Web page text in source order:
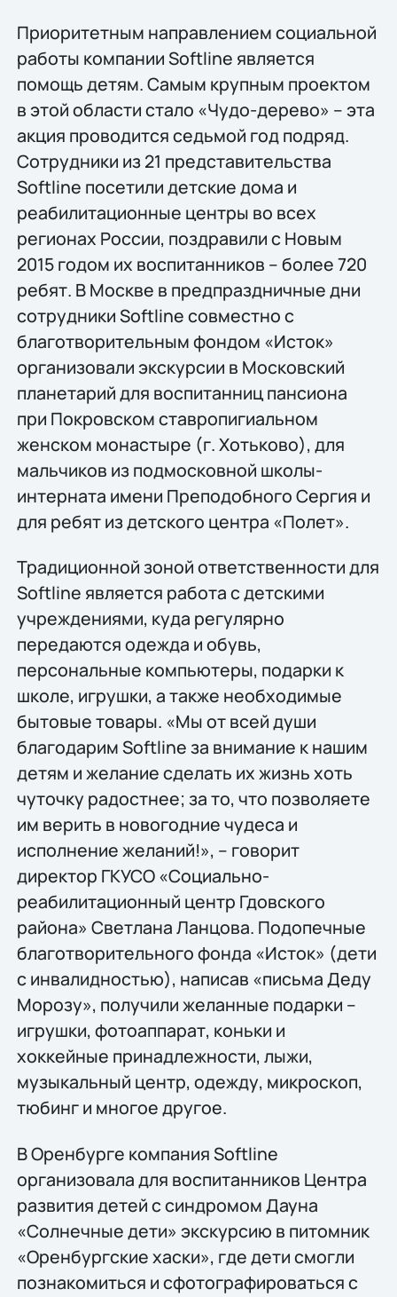
Приоритетным направлением социальной
работы компании Softline является
помощь детям. Самым крупным проектом
в этой области стало «Чудо-дерево» – эта
акция проводится седьмой год подряд.
Сотрудники из 21 представительства
Softline посетили детские дома и
реабилитационные центры во всех
регионах России, поздравили с Новым
2015 годом их воспитанников – более 720
ребят. В Москве в предпраздничные дни
сотрудники Softline совместно с
благотворительным фондом «Исток»
организовали экскурсии в Московский
планетарий для воспитанниц пансиона
при Покровском ставропигиальном
женском монастыре (г. Хотьково), для
мальчиков из подмосковной школы-
интерната имени Преподобного Сергия и
для ребят из детского центра «Полет».
Традиционной зоной ответственности для
Softline является работа с детскими
учреждениями, куда регулярно
передаются одежда и обувь,
персональные компьютеры, подарки к
школе, игрушки, а также необходимые
бытовые товары. «Мы от всей души
благодарим Softline за внимание к нашим
детям и желание сделать их жизнь хоть
чуточку радостнее; за то, что позволяете
им верить в новогодние чудеса и
исполнение желаний!», – говорит
директор ГКУСО «Социально-
реабилитационный центр Гдовского
района» Светлана Ланцова. Подопечные
благотворительного фонда «Исток» (дети
с инвалидностью), написав «письма Деду
Морозу», получили желанные подарки –
игрушки, фотоаппарат, коньки и
хоккейные принадлежности, лыжи,
музыкальный центр, одежду, микроскоп,
тюбинг и многое другое.
В Оренбурге компания Softline
организовала для воспитанников Центра
развития детей с синдромом Дауна
«Солнечные дети» экскурсию в питомник
«Оренбургские хаски», где дети смогли
познакомиться и сфотографироваться с